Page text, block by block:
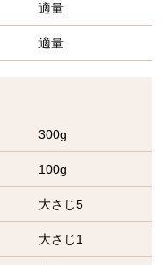
適量
適量
300g
100g
大さじ5
大さじ1